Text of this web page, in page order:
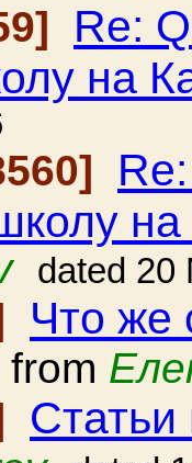
Re:
на
dated 20
Что же
from
Статьи